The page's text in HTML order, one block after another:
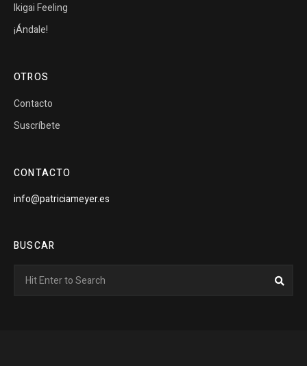
Ikigai Feeling
¡Ándale!
OTROS
Contacto
Suscríbete
CONTACTO
info@patriciameyer.es
BUSCAR
for: